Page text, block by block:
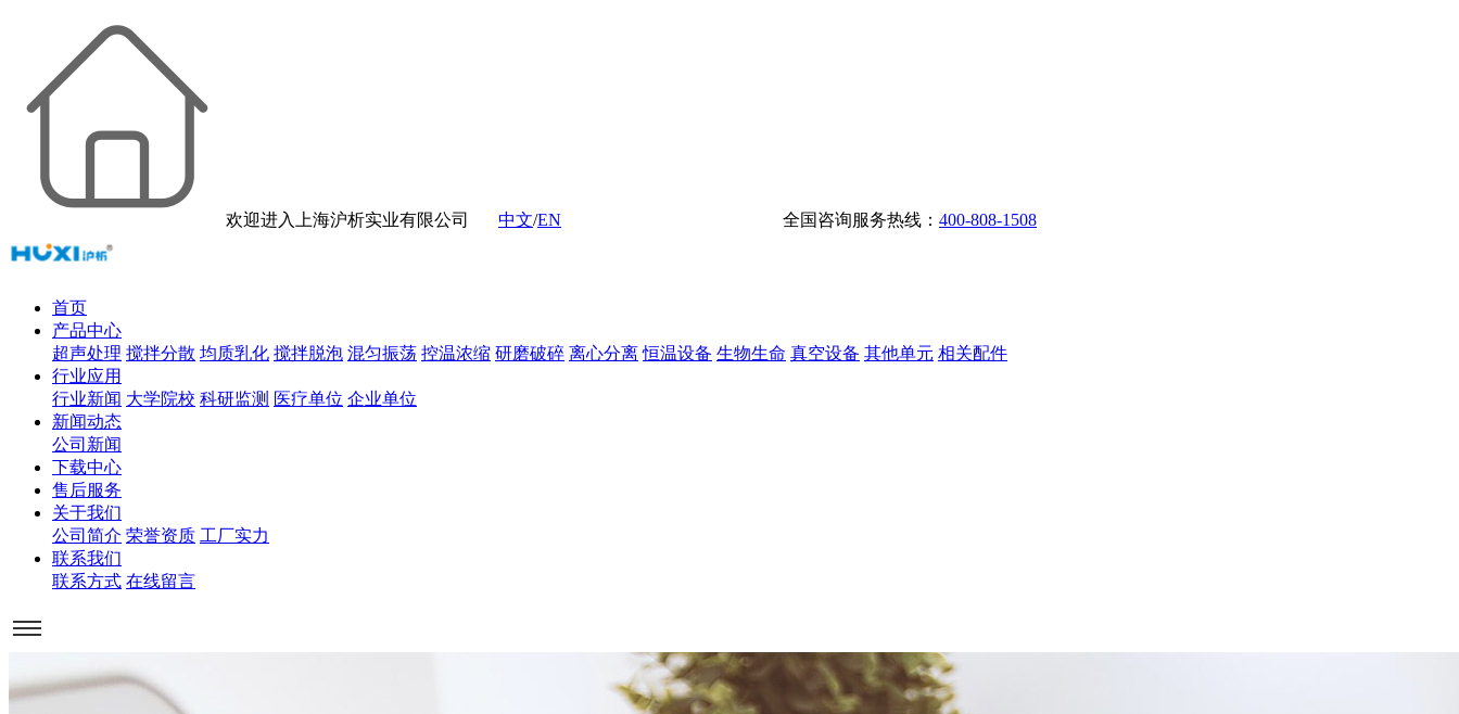
欢迎进入上海沪析实业有限公司 中文/EN 全国咨询服务热线： 400-808-1508
首页
产品中心
超声处理 搅拌分散 均质乳化 搅拌脱泡 混匀振荡 控温浓缩 研磨破碎 离心分离 恒温设备 生物生命 真空设备 其他单元 相关配件
行业应用
行业新闻 大学院校 科研监测 医疗单位 企业单位
新闻动态
公司新闻
下载中心
售后服务
关于我们
公司简介 荣誉资质 工厂实力
联系我们
联系方式 在线留言